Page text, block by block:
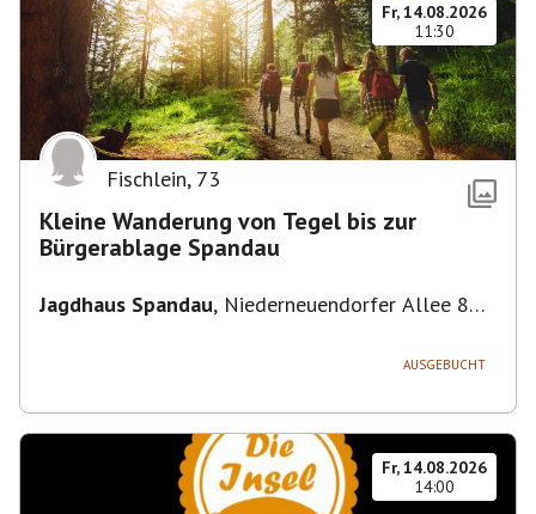
Fr, 14.08.2026
11:30
Fischlein, 73
Kleine Wanderung von Tegel bis zur
Bürgerablage Spandau
Jagdhaus Spandau, Niederneuendorfer Allee 80,
AUSGEBUCHT
Fr, 14.08.2026
14:00